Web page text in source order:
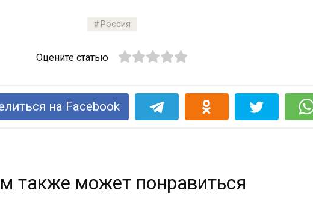
Россия
Оцените статью
на Facebook
также может понравиться